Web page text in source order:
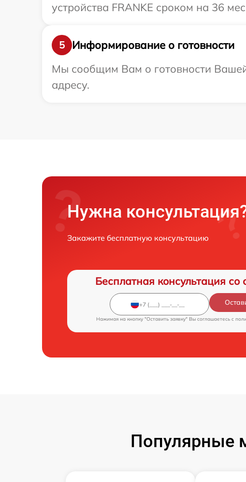
устройства FRANKE сроком на 36
5
Информирование о готовности
Мы сообщим Вам о готовности
адресу.
Нужна
Закажите бесплатную консультацию
Бесплатная консультация со
Нажимая на кнопку "Оставить заявку" Вы соглашаетесь c
Популярные